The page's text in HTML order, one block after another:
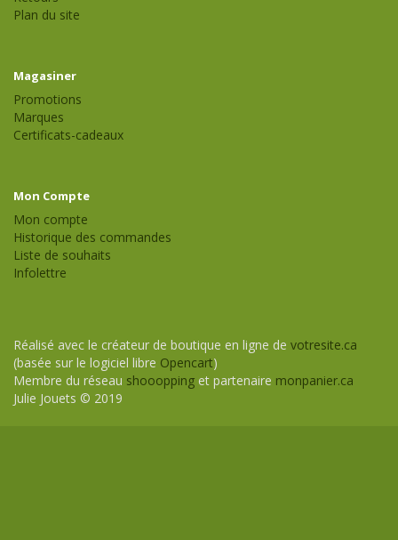
Plan du site
Magasiner
Promotions
Marques
Certificats-cadeaux
Mon Compte
Mon compte
Historique des commandes
Liste de souhaits
Infolettre
Réalisé avec le créateur de boutique en ligne de votresite.ca
(basée sur le logiciel libre Opencart)
Membre du réseau shooopping et partenaire monpanier.ca
Julie Jouets © 2019